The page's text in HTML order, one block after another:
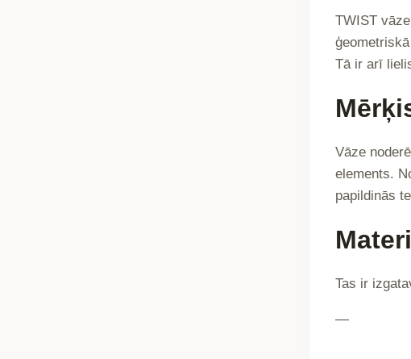
TWIST
Tā ir arī
Vāze
elements.
papildinās
Tas ir
—